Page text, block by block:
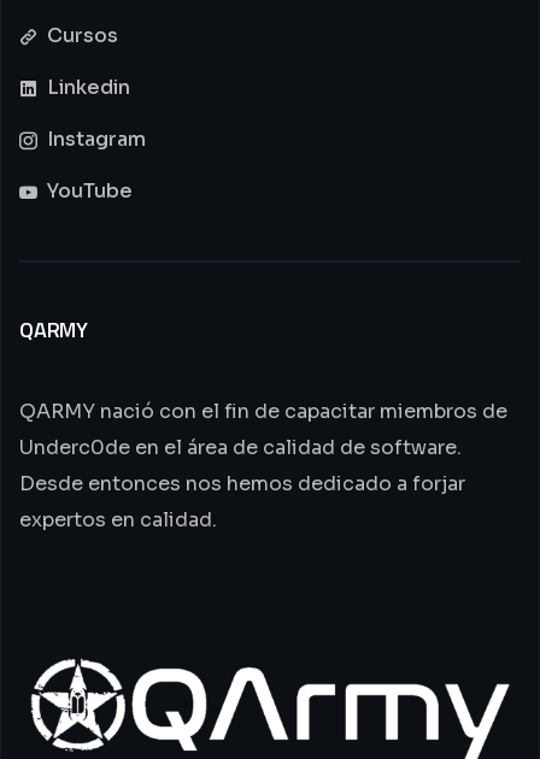
Cursos
Linkedin
Instagram
YouTube
QARMY
QARMY nació con el fin de capacitar miembros de
Underc0de en el área de calidad de software.
Desde entonces nos hemos dedicado a forjar
expertos en calidad.